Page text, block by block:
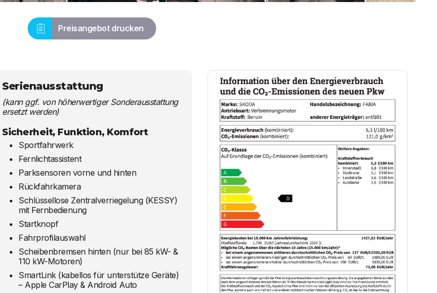
Preisangebot drucken
Serienausstattung
(kann ggf. von höherwertiger Sonderausstattung
ersetzt werden)
Sicherheit, Funktion, Komfort
Sportfahrwerk
Fernlichtassistent
Parksensoren vorne und hinten
Rückfahrkamera
Schlüssellose Zentralverriegelung (KESSY)
mit Fernbedienung
Startknopf
Fahrprofilauswahl
Scheibenbremsen hinten (nur bei 85 kW- &
110 kW-Motoren)
SmartLink (kabellos für unterstütze Geräte)
– Apple CarPlay & Android Auto